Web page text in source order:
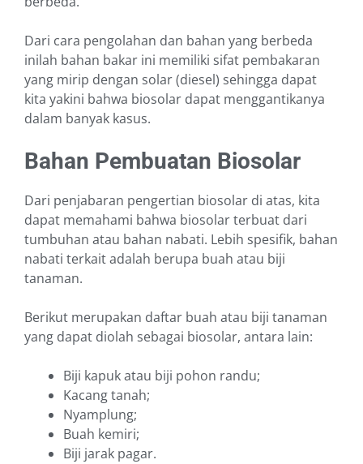
Dari cara pengolahan dan bahan yang berbeda
inilah bahan bakar ini memiliki sifat pembakaran
yang mirip dengan solar (diesel) sehingga dapat
kita yakini bahwa biosolar dapat menggantikanya
dalam banyak kasus.
Bahan Pembuatan Biosolar
Dari penjabaran pengertian biosolar di atas, kita
dapat memahami bahwa biosolar terbuat dari
tumbuhan atau bahan nabati. Lebih spesifik, bahan
nabati terkaitadalah berupa buah atau biji
tanaman.
Berikut merupakan daftar buah atau biji tanaman
yang dapat diolah sebagai biosolar, antara lain:
Biji kapuk atau biji pohon randu;
Kacang tanah;
Nyamplung;
Buah kemiri;
Biji jarak pagar.